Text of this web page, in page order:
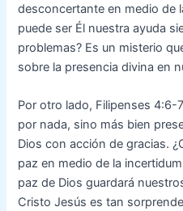
desconcertante en medio de
puede ser Él nuestra ayuda
problemas? Es un misterio
sobre la presencia divina en
Por otro lado, Filipenses
por nada, sino más bien
Dios con acción de gracias.
paz en medio de la
paz de Dios guardará
Cristo Jesús es tan